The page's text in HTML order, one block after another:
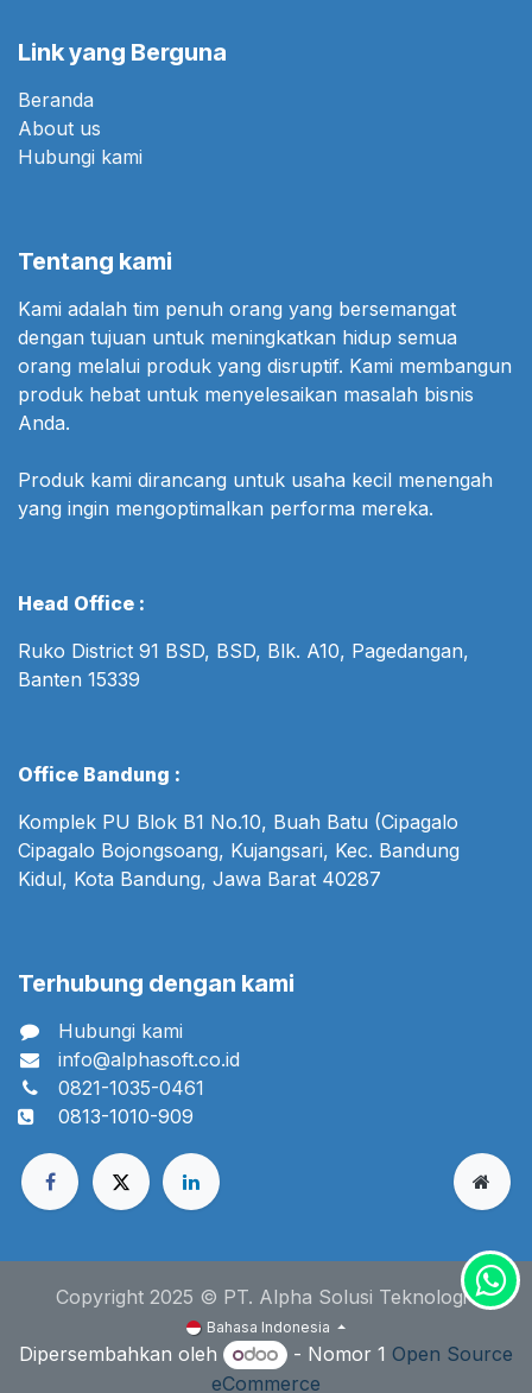
Link yang Berguna
Beranda
About us
Hubungi kami
Tentang kami
Kami adalah tim penuh orang yang bersemangat
dengan tujuan untuk meningkatkan hidup semua
orang melalui produk yang disruptif. Kami membangun
produk hebat untuk menyelesaikan masalah bisnis
Anda.
Produk kami dirancang untuk usaha kecil menengah
yang ingin mengoptimalkan performa mereka.
Head Office :
Ruko District 91 BSD, BSD, Blk. A10, Pagedangan,
Banten 15339
Office Bandung :
Komplek PU Blok B1 No.10, Buah Batu (Cipagalo
Cipagalo Bojongsoang, Kujangsari, Kec. Bandung
Kidul, Kota Bandung, Jawa Barat 40287
Terhubung dengan kami
Hubungi kami
info@alphasoft.co.id
0821-1035-0461
0813-1010-909
Copyright 2025 © PT. Alpha Solusi Teknologi
Bahasa Indonesia
Dipersembahkan oleh - Nomor 1 Open Source
eCommerce